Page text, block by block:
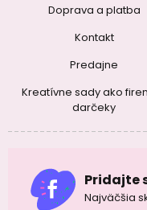
Doprava a platba
Kontakt
Predajne
Kreatívne sady ako
darčeky
Pridajte
Najväčšia